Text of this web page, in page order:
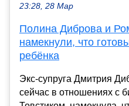
23:28, 28 Мар
Полина Диброва и
намекнули, что
ребёнка
Экс-супруга Дмитрия
сейчас в отношениях с